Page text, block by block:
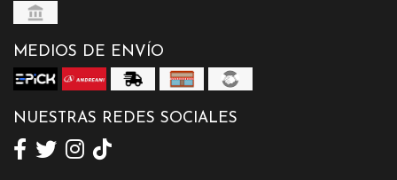
MEDIOS DE ENVÍO
NUESTRAS REDES SOCIALES